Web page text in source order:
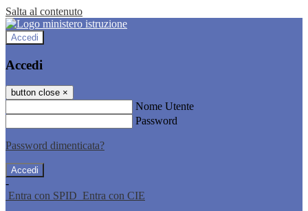
Salta al contenuto
Accedi
Accedi
button close ×
Nome Utente
Password
Password dimenticata?
-
Entra con SPID Entra con CIE